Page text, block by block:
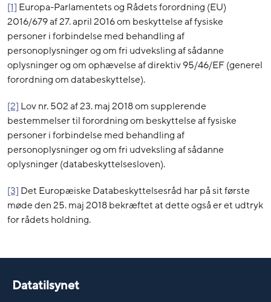
[1] Europa-Parlamentets og Rådets forordning (EU)
2016/679 af 27. april 2016 om beskyttelse af fysiske
personer i forbindelse med behandling af
personoplysninger og om fri udveksling af sådanne
oplysninger og om ophævelse af direktiv 95/46/EF (generel
forordning om databeskyttelse).
[2] Lov nr. 502 af 23. maj 2018 om supplerende
bestemmelser til forordning om beskyttelse af fysiske
personer i forbindelse med behandling af
personoplysninger og om fri udveksling af sådanne
oplysninger (databeskyttelsesloven).
[3] Det Europæiske Databeskyttelsesråd har på sit første
møde den 25. maj 2018 bekræftet at dette også er et udtryk
for rådets holdning.
Datatilsynet